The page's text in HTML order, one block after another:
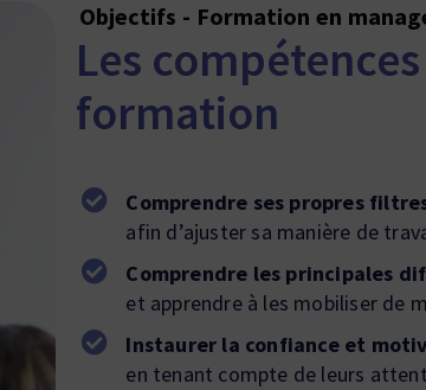
Objectifs - Formation en
Les
formation
Comprendre ses propres
afin d’ajuster sa manière de
Comprendre les principales
et apprendre à les mobiliser de
Instaurer la confiance et
en tenant compte de leurs